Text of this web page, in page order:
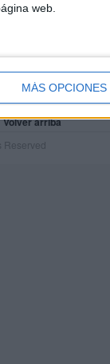
web.
MÁS OPCIONES
Volver arriba
Reserved